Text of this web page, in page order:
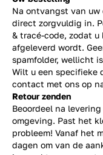
Na ontvangst van
direct zorgvuldig in.
& tracé-code, zodat
afgeleverd wordt.
spamfolder, wellicht
Wilt u een specifieke
contact met ons op
Retour zenden
Beoordeel na
omgeving. Past het
probleem! Vanaf het
dagen om van de